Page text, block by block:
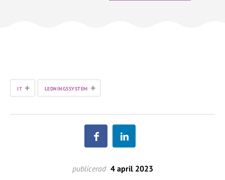
IT + LEDNINGSSYSTEM +
publicerad 4 april 2023